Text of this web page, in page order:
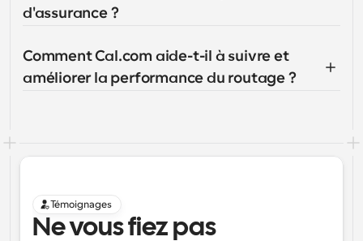
d'assurance ?
Comment Cal.com aide-t-il à suivre et
améliorer la performance du routage ?
Témoignages
Ne vous fiez pas